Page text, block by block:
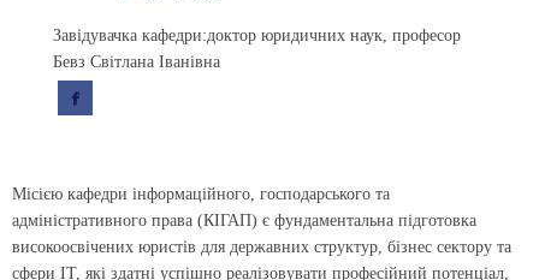
Завідувачка кафедри:доктор юридичних наук, професор
Бевз Світлана Іванівна
Місією кафедри інформаційного, господарського та
адміністративного права (КІГАП) є фундаментальна підготовка
високоосвічених юристів для державних структур, бізнес сектору та
сфери ІТ, які здатні успішно реалізовувати професійний потенціал,